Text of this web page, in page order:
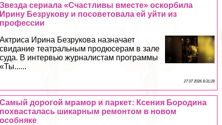
Звезда сериала «Счастливы вместе» оскорбила
Ирину Безрукову и посоветовала ей уйти из
профессии
Актриса Ирина Безрукова назначает
свидание театральным продюсерам в зале
суда. В интервью журналистам программы
«Ты......
27 07 2026 8:31:28
Самый дорогой мрамор и паркет: Ксения Бородина
похвасталась шикарным ремонтом в новом
особняке